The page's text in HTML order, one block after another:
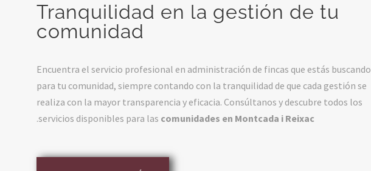
Tranquilidad en la gestión de tu
comunidad
Encuentra el servicio profesional en administración de fincas que estás buscando
para tu comunidad, siempre contando con la tranquilidad de que cada gestión se
realiza con la mayor transparencia y eficacia. Consúltanos y descubre todos los
servicios disponibles para las comunidades en Montcada i Reixac
.